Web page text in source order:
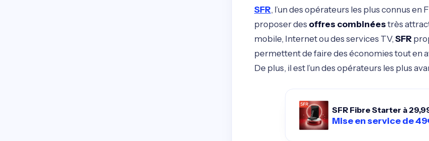
SFR, l’un des opérateurs les plus connus en
proposer des offres combinées très
mobile, Internet ou des services TV,SFR
permettent de faire des économies tout en
De plus, il est l’un des opérateurs les plus
SFR Fibre Starter à
Mise en service de